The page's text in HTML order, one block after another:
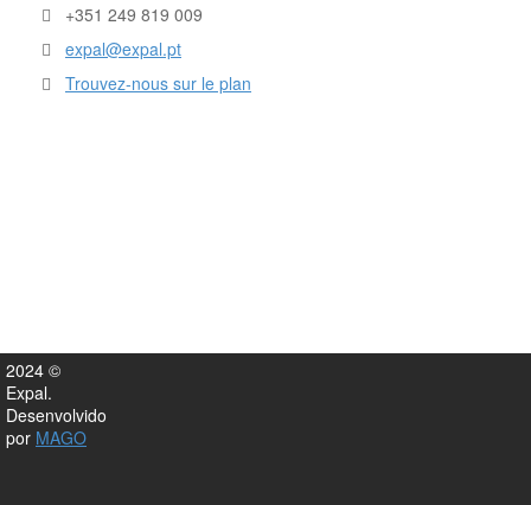
+351 249 819 009
expal@expal.pt
Trouvez-nous sur le plan
2024 ©
Expal.
Desenvolvido
por MAGO